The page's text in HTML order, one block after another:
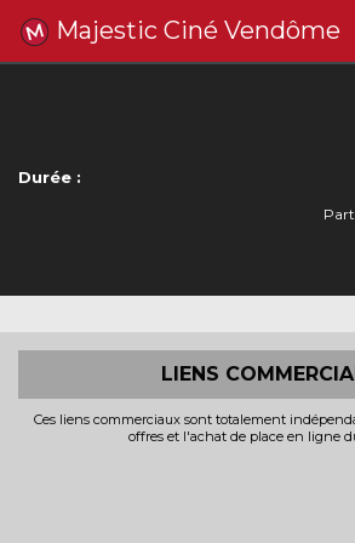
Majestic Ciné Vendôme
Durée :
LIENS
Ces liens commerciaux sont totalement
offres et l'achat de place en ligne